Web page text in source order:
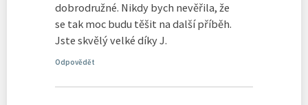
dobrodružné. Nikdy bych nevěřila, že
se tak moc budu těšit na další příběh.
Jste skvělý velké díky J.
Odpovědět